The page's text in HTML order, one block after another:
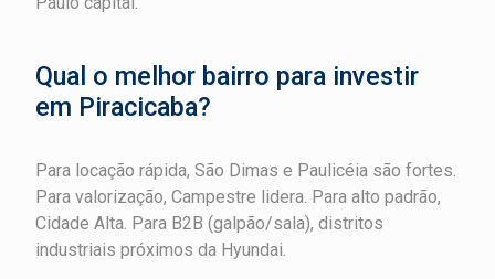
Qual o melhor bairro para investir
em Piracicaba?
Para locação rápida, São Dimas e Paulicéia são fortes.
Para valorização, Campestre lidera. Para alto padrão,
Cidade Alta. Para B2B (galpão/sala), distritos
industriais próximos da Hyundai.